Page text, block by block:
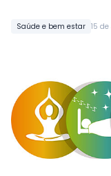
Saúde e bem estar 15